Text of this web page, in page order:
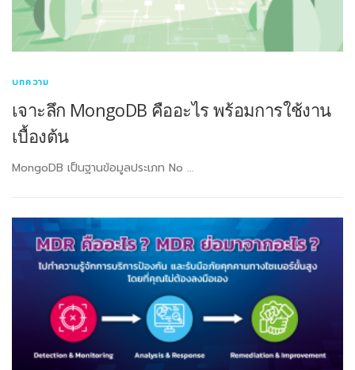
บทความ
เจาะลึก MongoDB คืออะไร พร้อมการใช้งาน
เบื้องต้น
MongoDB เป็นฐานข้อมูลประเภท No …